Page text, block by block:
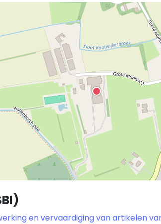
en vervaardiging van artikelen